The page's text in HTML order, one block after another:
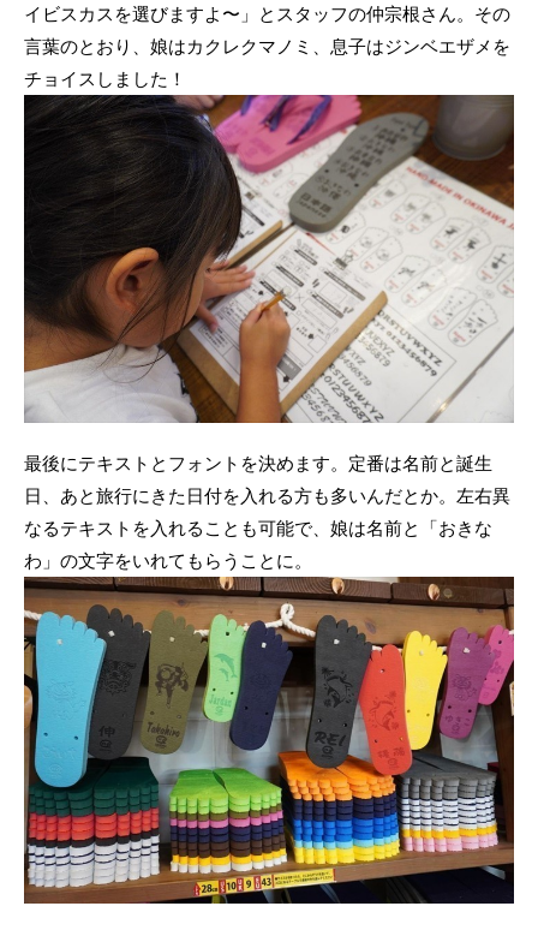
イビスカスを選びますよ〜」とスタッフの仲宗根さん。その
言葉のとおり、娘はカクレクマノミ、息子はジンベエザメを
チョイスしました！
最後にテキストとフォントを決めます。定番は名前と誕生
日、あと旅行にきた日付を入れる方も多いんだとか。左右異
なるテキストを入れることも可能で、娘は名前と「おきな
わ」の文字をいれてもらうことに。